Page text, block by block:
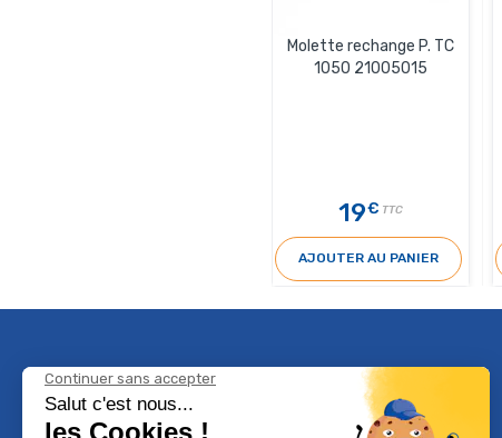
Molette rechange P. TC
1050 21005015
19€ TTC
AJOUTER AU PANIER